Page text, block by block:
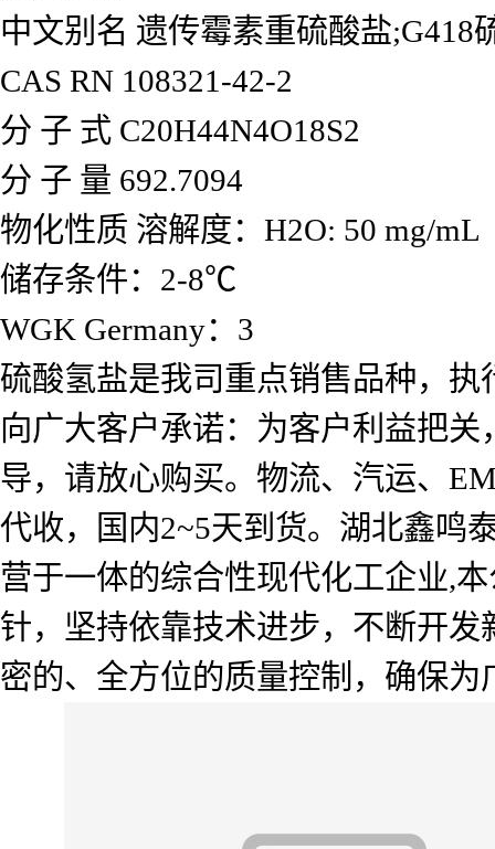
中文别名 遗传霉素重硫酸盐;G418
CAS RN 108321-42-2
分 子 式 C20H44N4O18S2
分 子 量 692.7094
物化性质 溶解度：H2O: 50 mg/mL
储存条件：2-8℃
WGK Germany：3
硫酸氢盐是我司重点销售品种，
向广大客户承诺：为客户利益把
导，请放心购买。物流、汽运、
代收，国内2~5天到货。湖北鑫鸣
营于一体的综合性现代化工企业,
针，坚持依靠技术进步，不断开
密的、全方位的质量控制，确保